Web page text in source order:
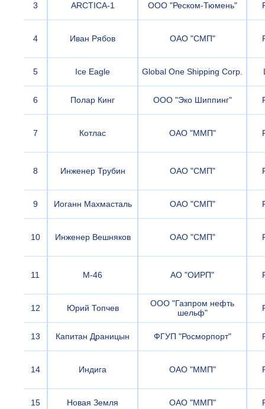
3 ARCTICA-1 ООО "Реском-Тюмень"
4 Иван Рябов ОАО "СМП"
5 Ice Eagle Global One Shipping Corp.
6 Полар Кинг ООО "Эко Шиппинг"
7 Котлас ОАО "ММП"
8 Инженер Трубин ОАО "СМП"
9 Иоганн Махмасталь ОАО "СМП"
10 Инженер Вешняков ОАО "СМП"
11 М-46 АО "ОИРП"
12 Юрий Топчев
ООО "Газпром нефть
шельф"
13 Капитан Драницын ФГУП "Росморпорт"
14 Индига ОАО "ММП"
15 Новая Земля ОАО "ММП"